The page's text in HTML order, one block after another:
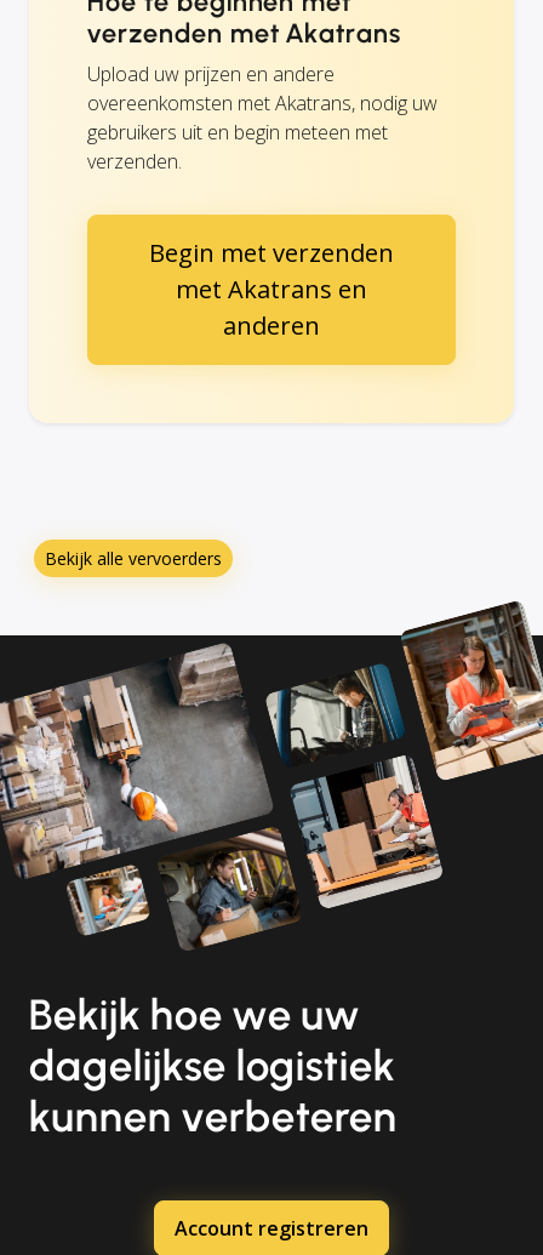
verzenden met Akatrans
Upload uw prijzen en andere
overeenkomsten met Akatrans, nodig uw
gebruikers uit en begin meteen met
verzenden.
Begin met verzenden
met Akatrans en
anderen
Bekijk alle vervoerders
Bekijk hoe we uw
dagelijkse logistiek
kunnen verbeteren
Account registreren